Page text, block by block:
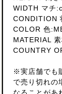
WIDTH マチ
CONDITION
COLOR 色
MATERIAL
COUNTRY
※実店舗でも
で売り切れの